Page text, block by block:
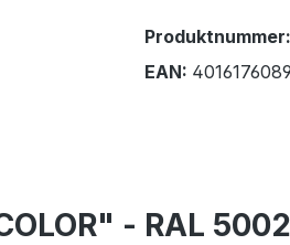
Produktnummer:
EAN:
- RAL